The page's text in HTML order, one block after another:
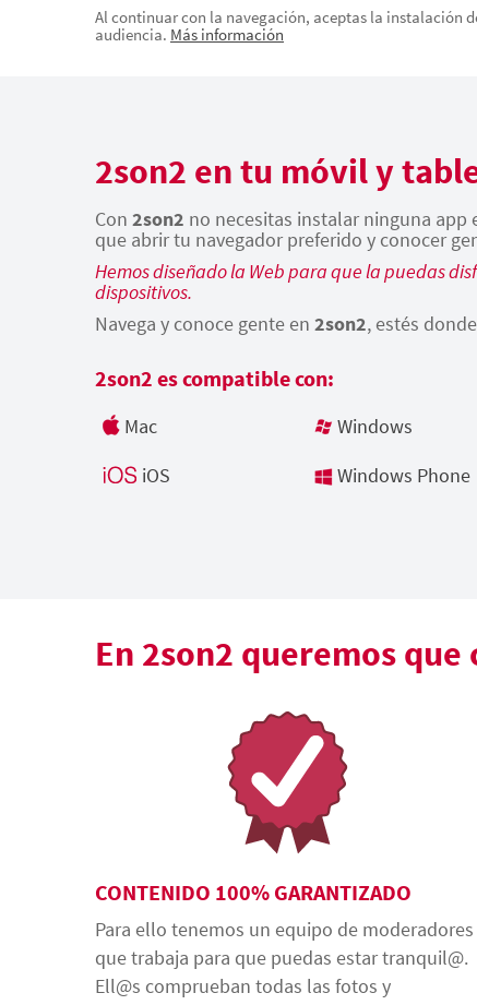
Al continuar con la navegación, aceptas la instalación
audiencia. Más información
2son2 en tu móvil y
Con 2son2 no necesitas instalar ninguna
que abrir tu navegador preferido y conocer
Hemos diseñado la Web para que la puedas
dispositivos.
Navega y conoce gente en 2son2, estés
2son2 es compatible con:
Mac Windows
iOS
Windows Phone
En 2son2 queremos
CONTENIDO 100% GARANTIZADO
Para ello tenemos un equipo de moderadores
que trabaja para que puedas estar tranquil@.
Ell@s comprueban todas las fotos y